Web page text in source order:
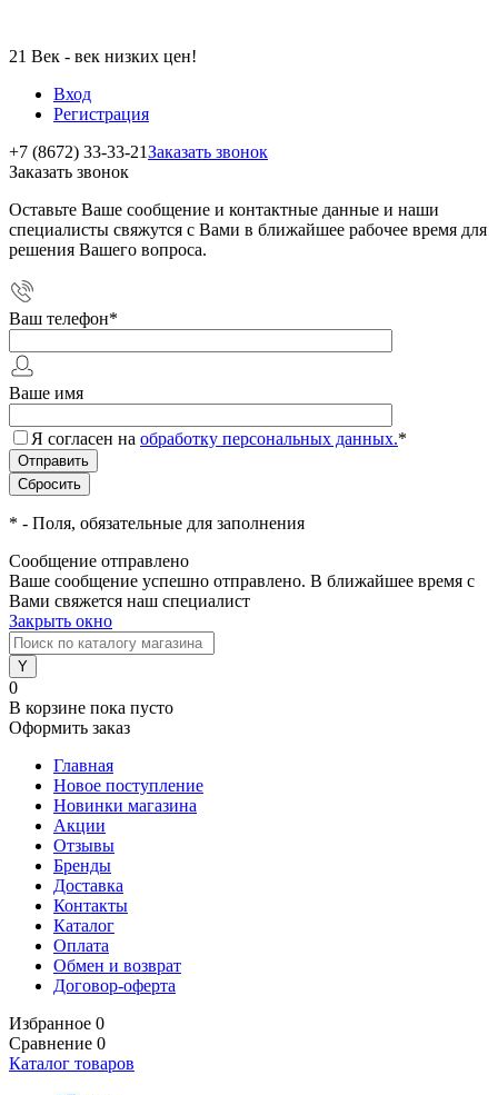
21 Век - век низких цен!
Вход
Регистрация
+7 (8672) 33-33-21Заказать звонок
Заказать звонок
Оставьте Ваше сообщение и контактные данные и наши
специалисты свяжутся с Вами в ближайшее рабочее время для
решения Вашего вопроса.
Ваш телефон*
Ваше имя
Я согласен на обработку персональных данных.*
* - Поля, обязательные для заполнения
Сообщение отправлено
Ваше сообщение успешно отправлено. В ближайшее время с
Вами свяжется наш специалист
Закрыть окно
0
В корзине пока пусто
Оформить заказ
Главная
Новое поступление
Новинки магазина
Акции
Отзывы
Бренды
Доставка
Контакты
Каталог
Оплата
Обмен и возврат
Договор-оферта
Избранное 0
Сравнение 0
Каталог товаров